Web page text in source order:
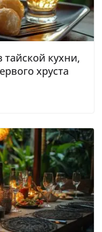
тайской кухни,
хруста